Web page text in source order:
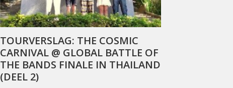
TOURVERSLAG: THE COSMIC
CARNIVAL @ GLOBAL BATTLE OF
THE BANDS FINALE IN THAILAND
(DEEL 2)